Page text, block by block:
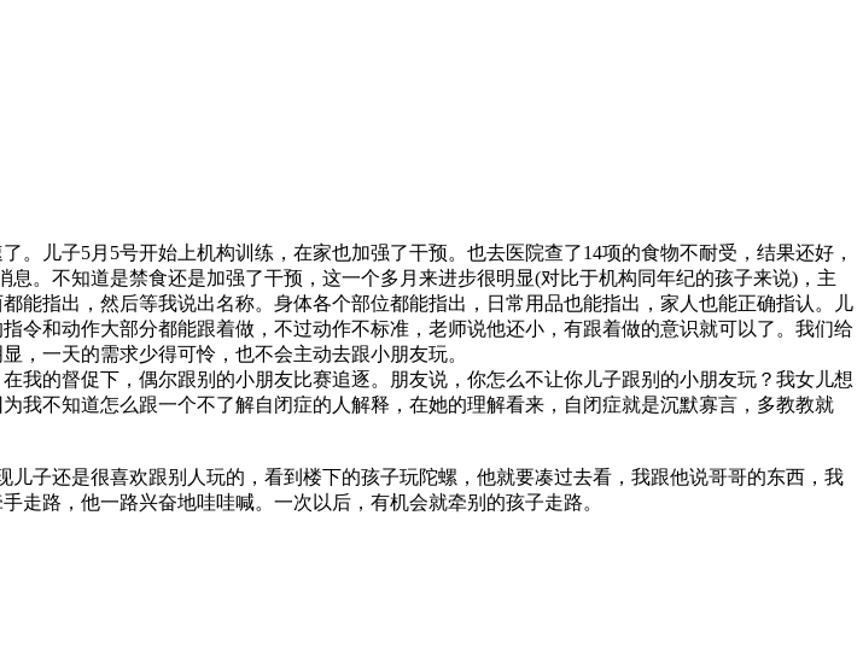
儿子5月5号开始上机构训练，在家也加强了干预。也去医院查了14项的食物不耐受，结果还好，
。不知道是禁食还是加强了干预，这一个多月来进步很明显(对比于机构同年纪的孩子来说)，主
能指出，然后等我说出名称。身体各个部位都能指出，日常用品也能指出，家人也能正确指认。儿
令和动作大部分都能跟着做，不过动作不标准，老师说他还小，有跟着做的意识就可以了。我们给
，一天的需求少得可怜，也不会主动去跟小朋友玩。
我的督促下，偶尔跟别的小朋友比赛追逐。朋友说，你怎么不让你儿子跟别的小朋友玩？我女儿想
不知道怎么跟一个不了解自闭症的人解释，在她的理解看来，自闭症就是沉默寡言，多教教就
子还是很喜欢跟别人玩的，看到楼下的孩子玩陀螺，他就要凑过去看，我跟他说哥哥的东西，我
路，他一路兴奋地哇哇喊。一次以后，有机会就牵别的孩子走路。